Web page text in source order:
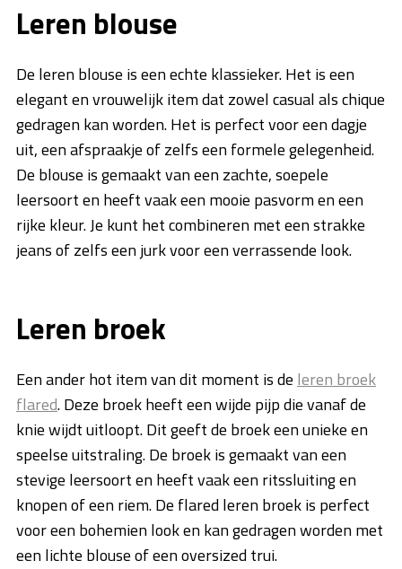
Leren blouse
De leren blouse is een echte klassieker. Het is een
elegant en vrouwelijk item dat zowel casual als chique
gedragen kan worden. Het is perfect voor een dagje
uit, een afspraakje of zelfs een formele gelegenheid.
De blouse is gemaakt van een zachte, soepele
leersoort en heeft vaak een mooie pasvorm en een
rijke kleur. Je kunt het combineren met een strakke
jeans of zelfs een jurk voor een verrassende look.
Leren broek
Een ander hot item van dit moment is de leren broek
flared. Deze broek heeft een wijde pijp die vanaf de
knie wijdt uitloopt. Dit geeft de broek een unieke en
speelse uitstraling. De broek is gemaakt van een
stevige leersoort en heeft vaak een ritssluiting en
knopen of een riem. De flared leren broek is perfect
voor een bohemien look en kan gedragen worden met
een lichte blouse of een oversized trui.